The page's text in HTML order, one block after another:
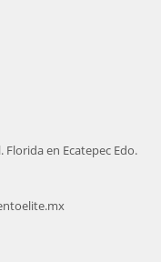
Florida en Ecatepec Edo.